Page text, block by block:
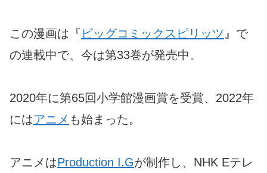
この漫画は『 ビッグコミックスピリッツ 』で
の連載中で、今は第33巻が発売中。
2020年に第65回小学館漫画賞を受賞、2022年
にはアニメ も始まった。
アニメはProduction I.Gが制作し、NHK Eテレ